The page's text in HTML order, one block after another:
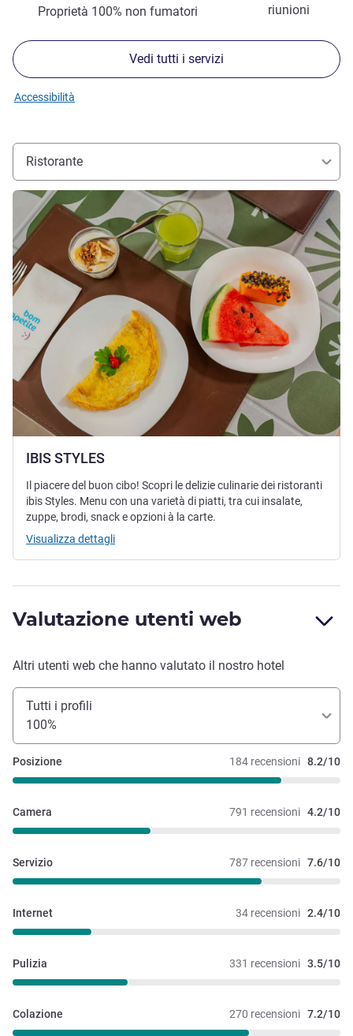
riunioni
Proprietà 100% non fumatori
Vedi tutti i servizi
Accessibilità
Ristorante
IBIS STYLES
Visualizza dettagli
Il piacere del buon cibo! Scopri le delizie culinarie dei ristoranti
ibis Styles. Menu con una varietà di piatti, tra cui insalate,
zuppe, brodi, snack e opzioni à la carte.
Visualizza dettagli
Valutazione utenti web
Altri utenti web che hanno valutato il nostro hotel
Tutti i profili
100%
184 recensioni 8.2/10
Posizione
791 recensioni 4.2/10
Camera
787 recensioni 7.6/10
Servizio
34 recensioni 2.4/10
Internet
331 recensioni 3.5/10
Pulizia
270 recensioni 7.2/10
Colazione